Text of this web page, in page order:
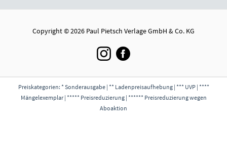
Copyright © 2026 Paul Pietsch Verlage GmbH & Co. KG
Preiskategorien: * Sonderausgabe | ** Ladenpreisaufhebung | *** UVP | ****
Mängelexemplar | ***** Preisreduzierung | ****** Preisreduzierung wegen
Aboaktion